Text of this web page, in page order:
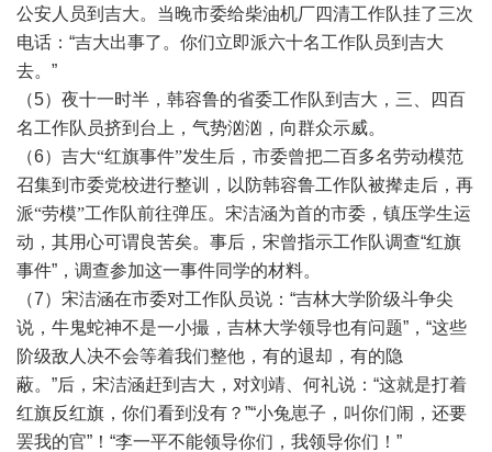
公安人员到吉大。当晚市委给柴油机厂四清工作队挂了三次
电话 ：“吉大出事了。你们立即派六十名工作队员到吉大
去。”
（5）夜十一时半，韩容鲁的省委工作队到吉大，三、四百
名工作队员挤到台上，气势汹汹，向群众示威。
（6） 吉大“红旗事件”发生后，市委曾把二百多名劳动模范
召集到市委党校进行整训，以防韩容鲁工作队被撵走后，再
派“劳模”工作队前往弹压。宋洁涵为首的市委，镇压学生运
动，其用心可谓良苦矣。事后，宋曾指示工作队调查“红旗
事件”，调查参加这一事件同学的材料。
（7）宋洁涵在市委对工作队员说：“吉林大学阶级斗争尖
说，牛鬼蛇神不是一小撮，吉林大学领导也有问题”，“这些
阶级敌人决不会等着我们整他，有的退却，有的隐
蔽。”后，宋洁涵赶到吉大，对刘靖、何礼说：“这就是打着
红旗反红旗，你们看到没有？”“小兔崽子，叫你们闹，还要
罢我的官”！“李一平不能领导你们，我领导你们！”